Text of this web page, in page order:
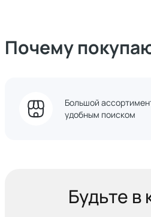
Почему
Большой
удобным поиском
Будьте в